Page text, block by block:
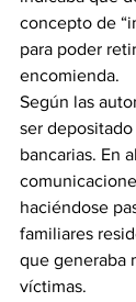
concepto de
para poder
encomienda.
Según las
ser
bancarias. En
haciéndose
familiares
que generaba
víctimas.